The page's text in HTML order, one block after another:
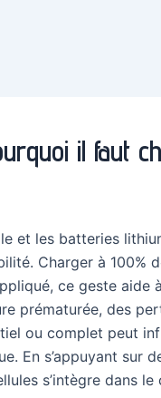
il faut
et les batteries
Charger à
ce geste
prématurée, des
ou complet peut
En s’appuyant
s’intègre dans